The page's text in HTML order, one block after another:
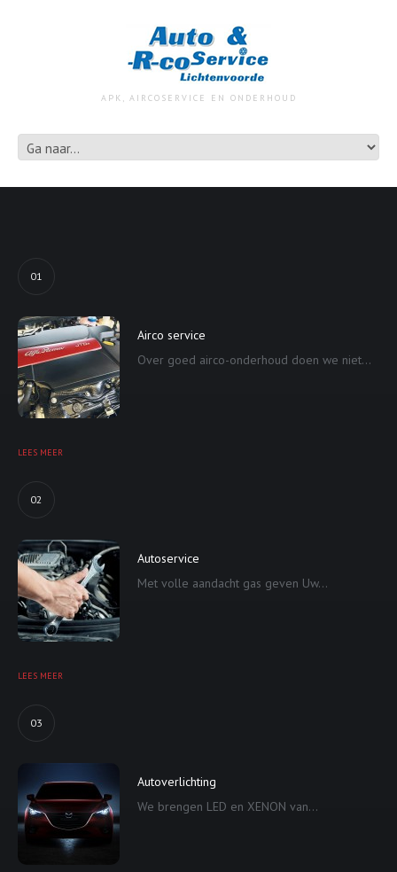
APK, AIRCOSERVICE EN ONDERHOUD
01
Airco service
Over goed airco-onderhoud doen we niet...
LEES MEER
02
Autoservice
Met volle aandacht gas geven Uw...
LEES MEER
03
Autoverlichting
We brengen LED en XENON van...